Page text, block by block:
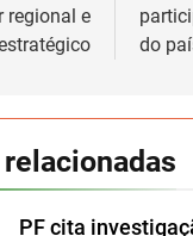
regional e
do
PF cita